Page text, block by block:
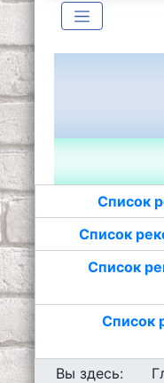
Список
Список
Список
Список
Вы здесь: